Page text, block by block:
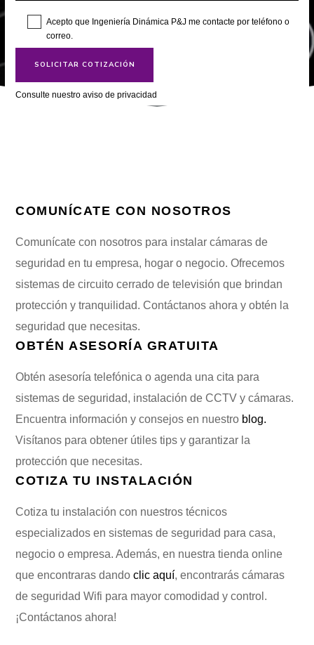
Acepto que Ingeniería Dinámica P&J me contacte por teléfono o
correo.
Consulte nuestro aviso de privacidad
COMUNÍCATE CON NOSOTROS
Comunícate con nosotros para instalar cámaras de
seguridad en tu empresa, hogar o negocio. Ofrecemos
sistemas de circuito cerrado de televisión que brindan
protección y tranquilidad. Contáctanos ahora y obtén la
seguridad que necesitas.
OBTÉN ASESORÍA GRATUITA
Obtén asesoría telefónica o agenda una cita para
sistemas de seguridad, instalación de CCTV y cámaras.
Encuentra información y consejos en nuestro blog.
Visítanos para obtener útiles tips y garantizar la
protección que necesitas.
COTIZA TU INSTALACIÓN
Cotiza tu instalación con nuestros técnicos
especializados en sistemas de seguridad para casa,
negocio o empresa. Además, en nuestra tienda online
que encontraras dandoclic aquí, encontrarás cámaras
de seguridad Wifi para mayor comodidad y control.
¡Contáctanos ahora!